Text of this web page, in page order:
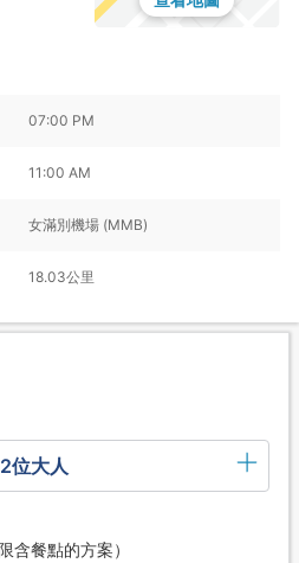
07:00 PM
11:00 AM
女滿別機場 (MMB)
18.03公里
2位大人
含餐點的方案）